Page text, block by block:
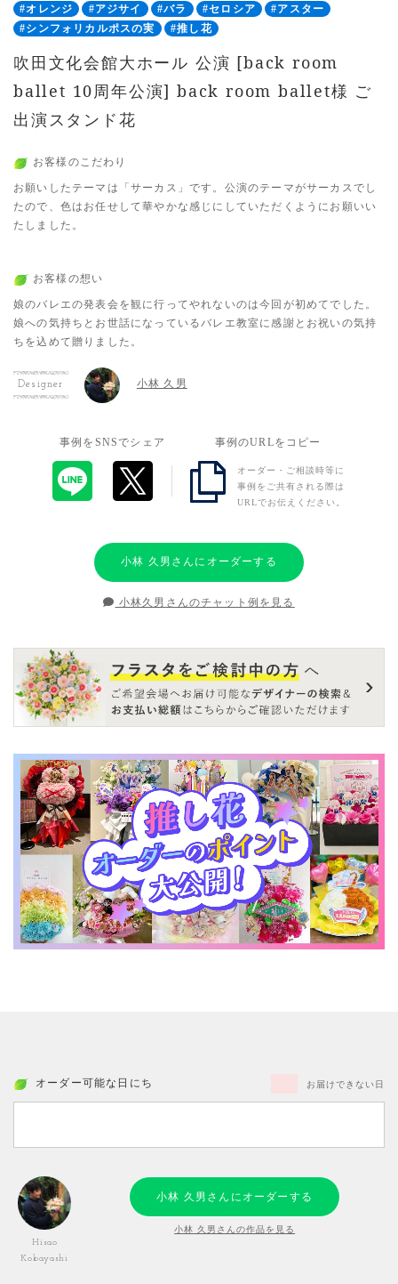
#オレンジ
#アジサイ #バラ #セロシア
#アスター
#シンフォリカルポスの実
#推し花
吹田文化会館大ホール 公演 [back room
ballet 10周年公演] back room ballet様 ご
出演スタンド花
お客様のこだわり
お願いしたテーマは「サーカス」です。公演のテーマがサーカスでし
たので、色はお任せして華やかな感じにしていただくようにお願いい
たしました。
お客様の想い
娘のバレエの発表会を観に行ってやれないのは今回が初めてでした。
娘への気持ちとお世話になっているバレエ教室に感謝とお祝いの気持
ちを込めて贈りました。
Designer 小林 久男
事例をSNSでシェア 事例のURLをコピー
オーダー・ご相談時等に
事例をご共有される際は
URLでお伝えください。
小林 久男さんにオーダーする
小林久男さんのチャット例を見る
オーダー可能な日にち お届けできない日
Hisao
Kobayashi
小林 久男さんにオーダーする
小林 久男さんの作品を見る